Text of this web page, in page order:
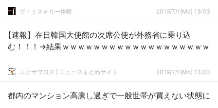
ザ・ミステリー体験 2019/7/1(Mo) 13:03
【速報】在日韓国大使館の次席公使が外務省に乗り込
む！！！→結果ｗｗｗｗｗｗｗｗｗｗｗｗｗｗｗｗｗｗｗ
エクサワロス | ニュースまとめサイト 2019/7/1(Mo) 13:03
都内のマンション高騰し過ぎで一般世帯が買えない状態に